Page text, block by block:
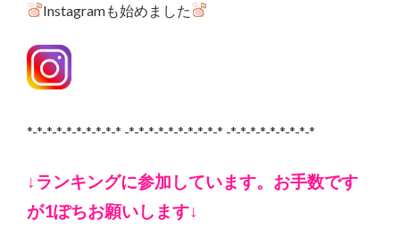
Instagramも始めました
*-*-*-*-*-*-*-*-*-* -*-*-*-*-*-*-*-*-*-* -*-*-*-*-*-*-*-*-*
↓ランキングに参加しています。お手数です
が1ぽちお願いします↓